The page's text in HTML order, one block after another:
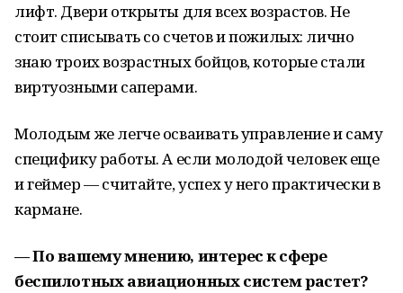
лифт. Двери открыты для всех возрастов. Не
стоит списывать со счетов и пожилых: лично
знаю троих возрастных бойцов, которые стали
виртуозными саперами.
Молодым же легче осваивать управление и саму
специфику работы. А если молодой человек еще
и геймер — считайте, успех у него практически в
кармане.
— По вашему мнению, интерес к сфере
беспилотных авиационных систем растет?